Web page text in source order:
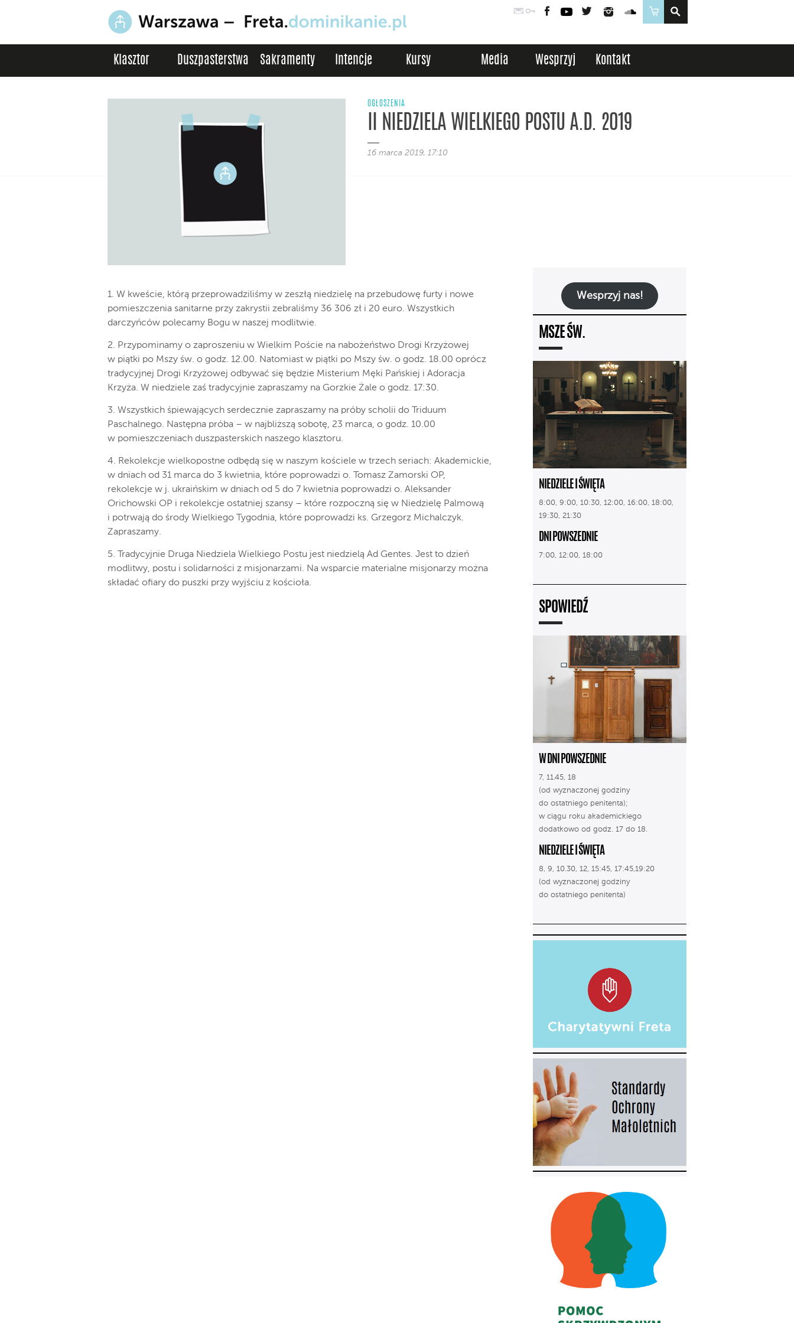
PocztaLogowanie
FacebookYouTubeTwitter InstagramSoundCloud
Sklep
Klasztor Duszpasterstwa Sakramenty Intencje Kursy Media Wesprzyj Kontakt
OGŁOSZENIA
II NIEDZIELA WIELKIEGO POSTU A.D. 2019
16 marca 2019, 17:10
1. W kweście, którą przeprowadziliśmy w zeszłą niedzielę na przebudowę furty i nowe
pomieszczenia sanitarne przy zakrystii zebraliśmy 36 306 zł i 20 euro. Wszystkich
darczyńców polecamy Bogu w naszej modlitwie.
2. Przypominamy o zaproszeniu w Wielkim Poście na nabożeństwo Drogi Krzyżowej
w piątki po Mszy św. o godz. 12.00. Natomiast w piątki po Mszy św. o godz. 18.00 oprócz
tradycyjnej Drogi Krzyżowej odbywać się będzie Misterium Męki Pańskiej i Adoracja
Krzyża. W niedziele zaś tradycyjnie zapraszamy na Gorzkie Żale o godz. 17:30.
3. Wszystkich śpiewających serdecznie zapraszamy na próby scholii do Triduum
Paschalnego. Następna próba – w najbliższą sobotę, 23 marca, o godz. 10.00
w pomieszczeniach duszpasterskich naszego klasztoru.
4. Rekolekcje wielkopostne odbędą się w naszym kościele w trzech seriach: Akademickie,
w dniach od 31 marca do 3 kwietnia, które poprowadzi o. Tomasz Zamorski OP,
rekolekcje w j. ukraińskim w dniach od 5 do 7 kwietnia poprowadzi o. Aleksander
Orichowski OP i rekolekcje ostatniej szansy – które rozpoczną się w Niedzielę Palmową
i potrwają do środy Wielkiego Tygodnia, które poprowadzi ks. Grzegorz Michalczyk.
Zapraszamy.
5. Tradycyjnie Druga Niedziela Wielkiego Postu jest niedzielą Ad Gentes. Jest to dzień
modlitwy, postu i solidarności z misjonarzami. Na wsparcie materialne misjonarzy można
składać ofiary do puszki przy wyjściu z kościoła.
Wesprzyj nas!
MSZE ŚW.
NIEDZIELE I ŚWIĘTA
8:00, 9:00, 10:30, 12:00, 16:00, 18:00,
19:30, 21:30
DNI POWSZEDNIE
7:00, 12:00, 18:00
SPOWIEDŹ
W DNI POWSZEDNIE
7, 11.45, 18
(od wyznaczonej godziny
do ostatniego penitenta);
w ciągu roku akademickiego
dodatkowo od godz. 17 do 18.
NIEDZIELE I ŚWIĘTA
8, 9, 10.30, 12, 15:45, 17:45,19:20
(od wyznaczonej godziny
do ostatniego penitenta)